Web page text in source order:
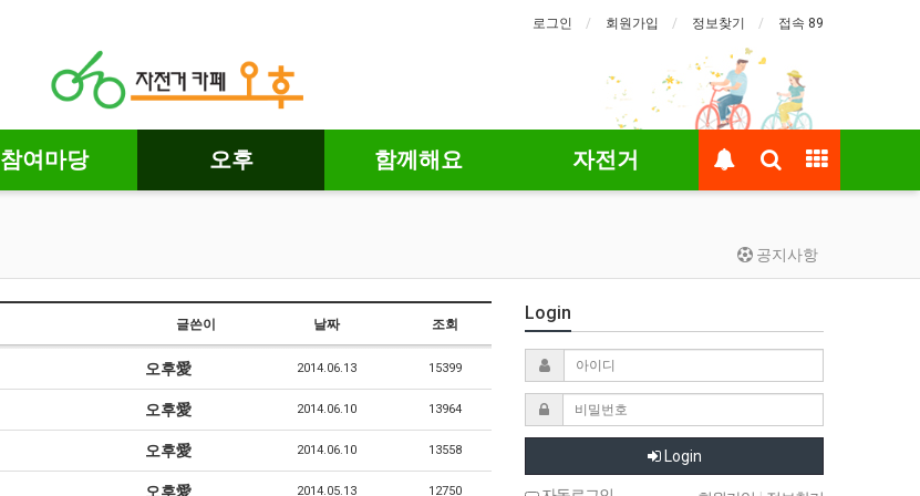
로그인 회원가입 정보찾기 접속 89
참여마당 오후 함께해요 자전거
공지사항
글쓴이 날짜 조회
오후愛 2014.06.13 15399
오후愛 2014.06.10 13964
오후愛 2014.06.10 13558
오후愛 2014.05.13 12750
Login
Login